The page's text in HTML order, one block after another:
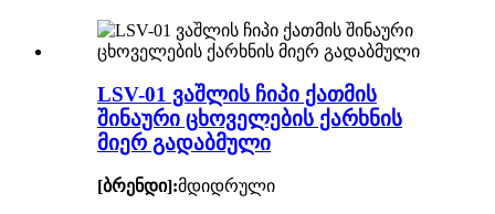
LSV-01 ვაშლის ჩიპი ქათმის
შინაური ცხოველების ქარხნის
მიერ გადაბმული
[ბრენდი]:მდიდრული